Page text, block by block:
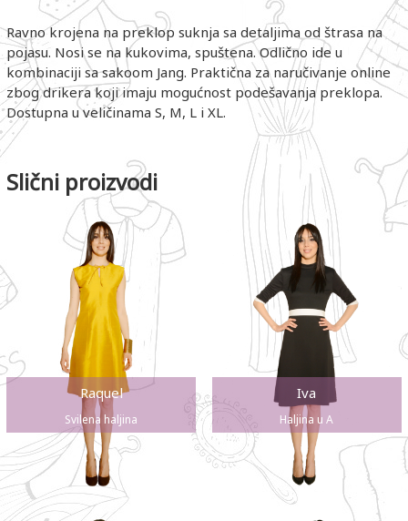
Ravno krojena na preklop suknja sa detaljima od štrasa na
pojasu. Nosi se na kukovima, spuštena. Odlično ide u
kombinaciji sa sakoom Jang. Praktična za naručivanje online
zbog drikera koji imaju mogućnost podešavanja preklopa.
Dostupna u veličinama S, M, L i XL.
Slični proizvodi
Raquel
Svilena haljina
Iva
Haljina u A